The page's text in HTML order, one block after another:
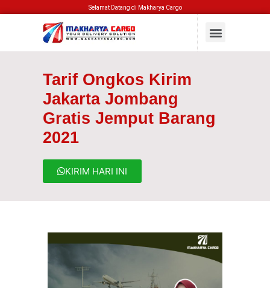
Selamat Datang di Makharya Cargo
Tarif Ongkos Kirim
Jakarta Jombang
Gratis Jemput Barang
2021
KIRIM HARI INI